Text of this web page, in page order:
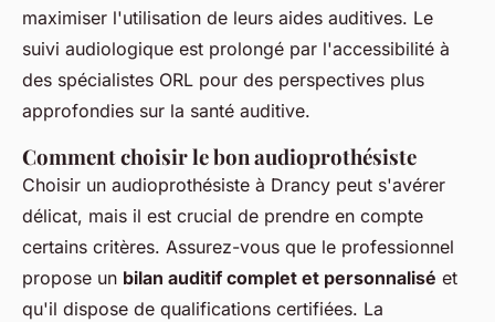
maximiser l'utilisation de leurs aides auditives. Le
suivi audiologique est prolongé par l'accessibilité à
des spécialistes ORL pour des perspectives plus
approfondies sur la santé auditive.
Comment choisir le bon audioprothésiste
Choisir un audioprothésiste à Drancy peut s'avérer
délicat, mais il est crucial de prendre en compte
certains critères. Assurez-vous que le professionnel
propose un bilan auditif complet et personnalisé et
qu'il dispose de qualifications certifiées. La